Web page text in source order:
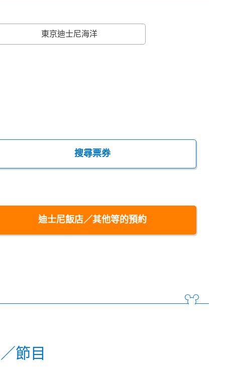
東京迪士尼海洋
搜尋票券
迪士尼飯店／其他等的預約
節目